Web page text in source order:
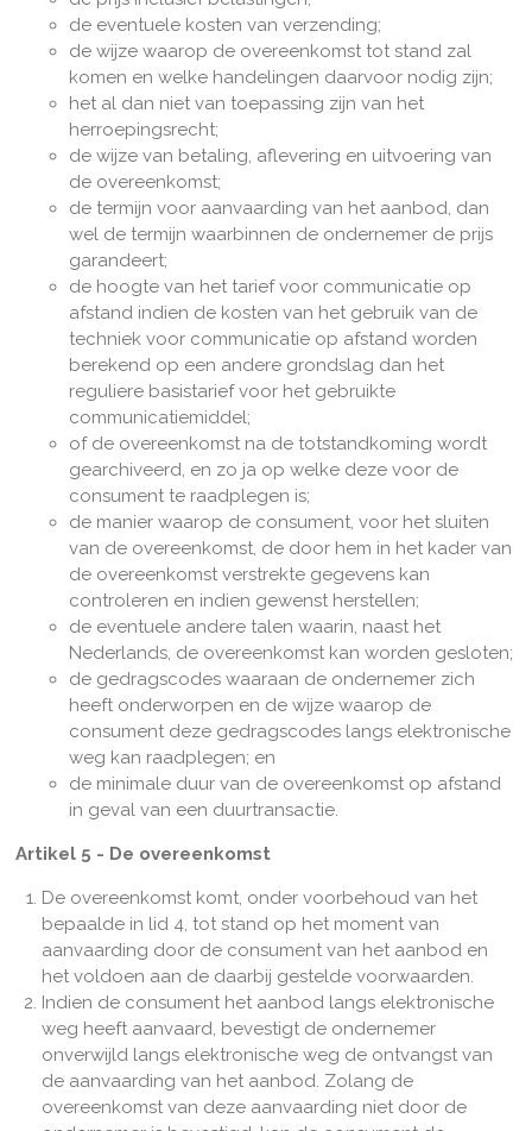
de eventuele kosten van verzending;
de wijze waarop de overeenkomst tot stand zal
komen en welke handelingen daarvoor nodig zijn;
het al dan niet van toepassing zijn van het
herroepingsrecht;
de wijze van betaling, aflevering en uitvoering van
de overeenkomst;
de termijn voor aanvaarding van het aanbod, dan
wel de termijn waarbinnen de ondernemer de prijs
garandeert;
de hoogte van het tarief voor communicatie op
afstand indien de kosten van het gebruik van de
techniek voor communicatie op afstand worden
berekend op een andere grondslag dan het
reguliere basistarief voor het gebruikte
communicatiemiddel;
of de overeenkomst na de totstandkoming wordt
gearchiveerd, en zo ja op welke deze voor de
consument te raadplegen is;
de manier waarop de consument, voor het sluiten
van de overeenkomst, de door hem in het kader van
de overeenkomst verstrekte gegevens kan
controleren en indien gewenst herstellen;
de eventuele andere talen waarin, naast het
Nederlands, de overeenkomst kan worden gesloten;
de gedragscodes waaraan de ondernemer zich
heeft onderworpen en de wijze waarop de
consument deze gedragscodes langs elektronische
weg kan raadplegen; en
de minimale duur van de overeenkomst op afstand
in geval van een duurtransactie.
Artikel 5 - De overeenkomst
De overeenkomst komt, onder voorbehoud van het
bepaalde in lid 4, tot stand op het moment van
aanvaarding door de consument van het aanbod en
het voldoen aan de daarbij gestelde voorwaarden.
Indien de consument het aanbod langs elektronische
weg heeft aanvaard, bevestigt de ondernemer
onverwijld langs elektronische weg de ontvangst van
de aanvaarding van het aanbod. Zolang de
overeenkomst van deze aanvaarding niet door de